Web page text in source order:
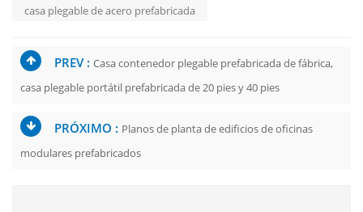
casa plegable de acero prefabricada
PREV : Casa contenedor plegable prefabricada de fábrica,
casa plegable portátil prefabricada de 20 pies y 40 pies
PRÓXIMO : Planos de planta de edificios de oficinas
modulares prefabricados